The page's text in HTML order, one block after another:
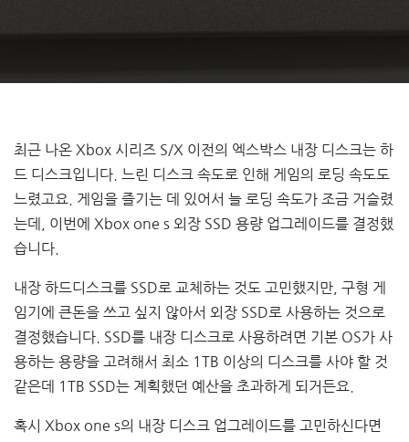
최근 나온 Xbox 시리즈 S/X 이전의 엑스박스 내장 디스크는 하
드 디스크입니다. 느린 디스크 속도로 인해 게임의 로딩 속도도
느렸고요. 게임을 즐기는 데 있어서 늘 로딩 속도가 조금 거슬렸
는데, 이번에 Xbox one s 외장 SSD 용량 업그레이드를 결정했
습니다.
내장 하드디스크를 SSD로 교체하는 것도 고민했지만, 구형 게
임기에 큰돈을 쓰고 싶지 않아서 외장 SSD로 사용하는 것으로
결정했습니다. SSD를 내장 디스크로 사용하려면 기본 OS가 사
용하는 용량을 고려해서 최소 1TB 이상의 디스크를 사야 할 것
같은데 1TB SSD는 계획했던 예산을 초과하게 되거든요.
혹시 Xbox one s의 내장 디스크 업그레이드를 고민하신다면